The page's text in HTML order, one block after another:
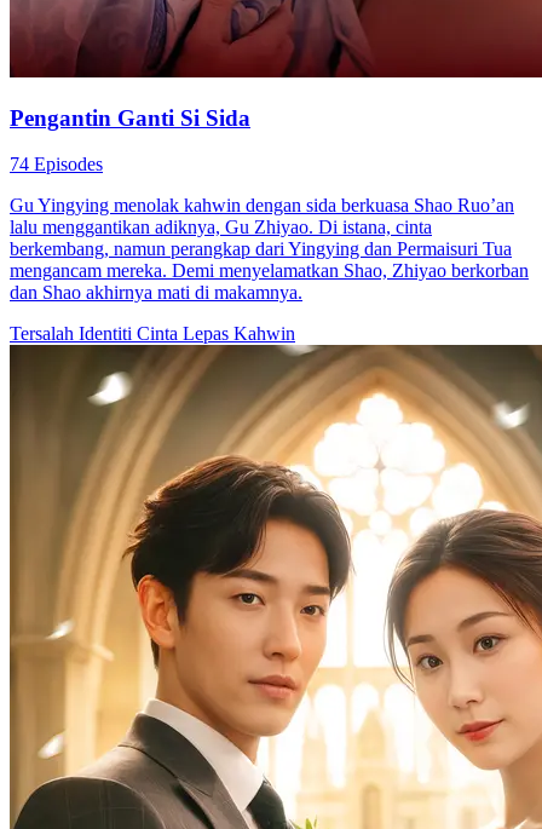
Pengantin Ganti Si Sida
74 Episodes
Gu Yingying menolak kahwin dengan sida berkuasa Shao Ruo’an
lalu menggantikan adiknya, Gu Zhiyao. Di istana, cinta
berkembang, namun perangkap dari Yingying dan Permaisuri Tua
mengancam mereka. Demi menyelamatkan Shao, Zhiyao berkorban
dan Shao akhirnya mati di makamnya.
Tersalah Identiti Cinta Lepas Kahwin